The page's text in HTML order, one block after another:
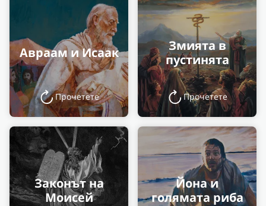
Авраам и Исаак
Прочетете
Змията в
пустинята
Прочетете
Законът на
Моисей
Йона и
голямата риба